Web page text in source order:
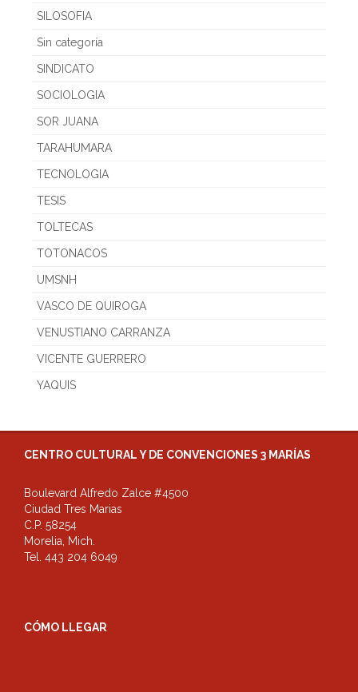
SILOSOFIA
Sin categoría
SINDICATO
SOCIOLOGIA
SOR JUANA
TARAHUMARA
TECNOLOGIA
TESIS
TOLTECAS
TOTONACOS
UMSNH
VASCO DE QUIROGA
VENUSTIANO CARRANZA
VICENTE GUERRERO
YAQUIS
CENTRO CULTURAL Y DE CONVENCIONES 3 MARÍAS
Boulevard Alfredo Zalce #4500
Ciudad Tres Marias
C.P. 58254
Morelia, Mich.
Tel. 443 204 6049
CÓMO LLEGAR